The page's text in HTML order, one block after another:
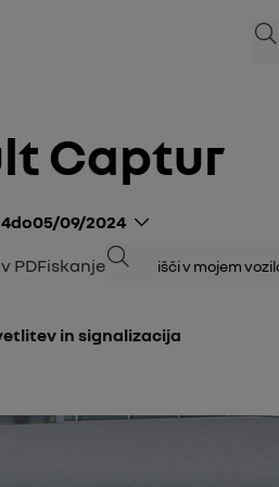
Captur
do05/09/2024
PDF iskanje
Iskanje
in signalizacija